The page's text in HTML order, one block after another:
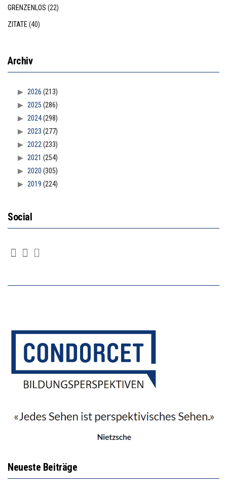
GRENZENLOS (22)
ZITATE (40)
Archiv
2026 (213)
2025 (286)
2024(298)
2023 (277)
2022 (233)
2021 (254)
2020 (305)
2019 (224)
Social
Neueste Beiträge